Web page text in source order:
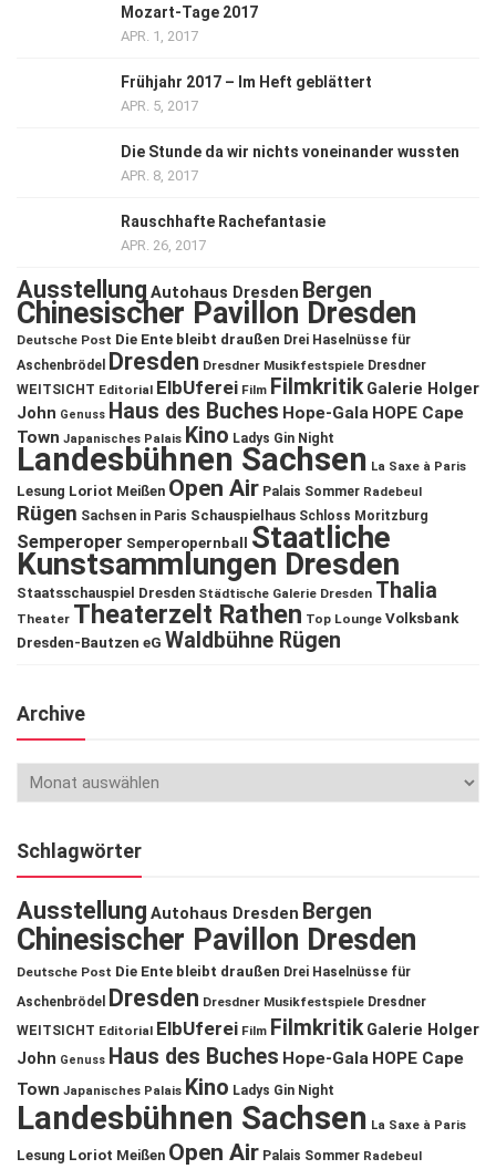
Mozart-Tage 2017
APR. 1, 2017
Frühjahr 2017 – Im Heft geblättert
APR. 5, 2017
Die Stunde da wir nichts voneinander wussten
APR. 8, 2017
Rauschhafte Rachefantasie
APR. 26, 2017
Ausstellung Autohaus Dresden Bergen
Chinesischer Pavillon Dresden
Deutsche Post Die Ente bleibt draußen Drei Haselnüsse für
Aschenbrödel
Dresden Dresdner Musikfestspiele Dresdner
WEITSICHT Editorial ElbUferei Film Filmkritik Galerie Holger
John Genuss Haus des Buches Hope-Gala HOPE Cape
Town Japanisches Palais Kino Ladys Gin Night
Landesbühnen Sachsen La Saxe à Paris
Lesung Loriot Meißen Open Air Palais Sommer Radebeul
Rügen Sachsen in Paris Schauspielhaus Schloss Moritzburg
Semperoper Semperopernball Staatliche
Kunstsammlungen Dresden
Staatsschauspiel Dresden Städtische Galerie Dresden Thalia
Theater Theaterzelt Rathen Top Lounge Volksbank
Dresden-Bautzen eG Waldbühne Rügen
Archive
Schlagwörter
Ausstellung Autohaus Dresden Bergen
Chinesischer Pavillon Dresden
Deutsche Post Die Ente bleibt draußen Drei Haselnüsse für
Aschenbrödel
Dresden Dresdner Musikfestspiele Dresdner
WEITSICHT Editorial ElbUferei Film Filmkritik Galerie Holger
John Genuss Haus des Buches Hope-Gala HOPE Cape
Town Japanisches Palais Kino Ladys Gin Night
Landesbühnen Sachsen La Saxe à Paris
Lesung Loriot Meißen Open Air Palais Sommer Radebeul